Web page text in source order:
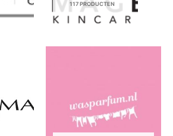
117 PRODUCTEN